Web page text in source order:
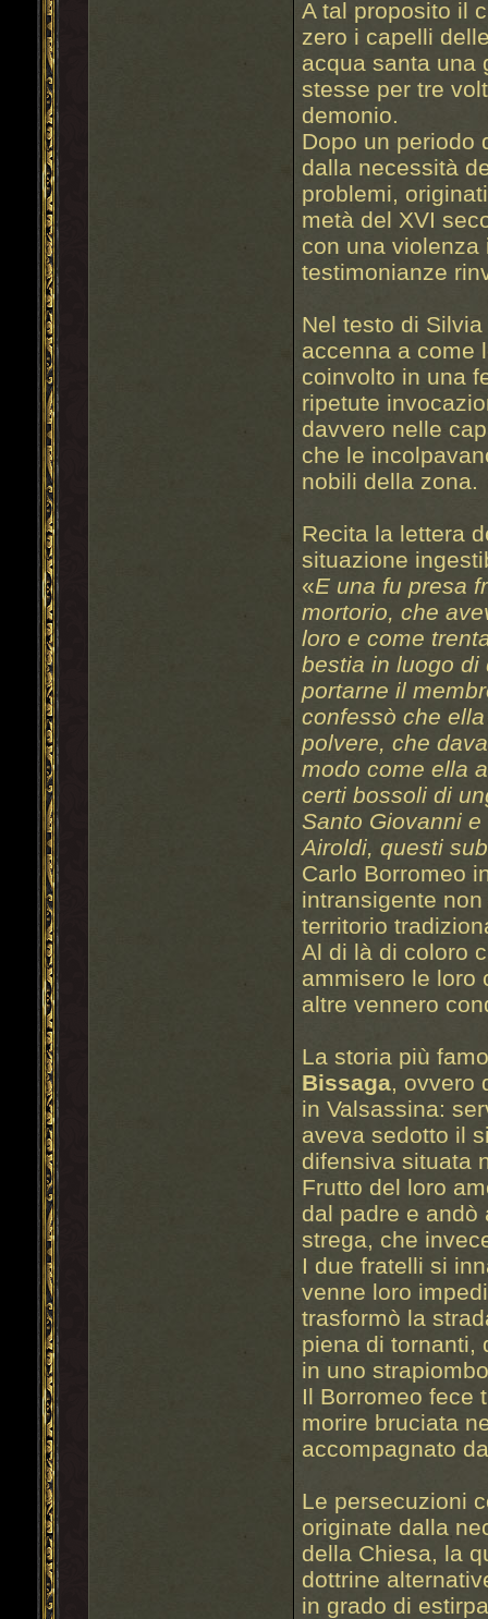
A tal proposito il
zero i capelli
acqua santa una
stesse per tre
demonio.
Dopo un periodo
dalla necessità
problemi,
metà del XVI
con una
testimonianze
Nel testo di
accenna a come
coinvolto in una
ripetute
davvero nelle
che le
nobili della zona.
Recita la lettera
situazione
«E una fu presa
mortorio, che
loro e come
bestia in luogo
portarne il
confessò che
polvere, che
modo come ella
certi bossoli di
Santo Giovanni
Airoldi, questi
Carlo Borromeo
intransigente
territorio
Al di là di coloro
ammisero le loro
altre vennero
La storia più
Bissaga, ovvero
in Valsassina:
aveva sedotto il
difensiva situata
Frutto del loro
dal padre e andò
strega, che
I due fratelli si
venne loro
trasformò la
piena di tornanti,
in uno
Il Borromeo fece
morire bruciata
accompagnato
Le persecuzioni
originate dalla
della Chiesa, la
dottrine
in grado di